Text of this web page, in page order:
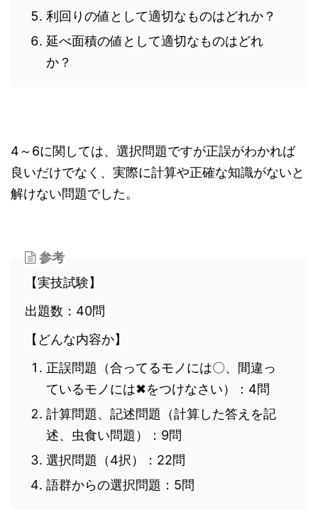
利回りの値として適切なものはどれか？
延べ面積の値として適切なものはどれ
か？
4～6に関しては、選択問題ですが正誤がわかれば
良いだけでなく、実際に計算や正確な知識がないと
解けない問題でした。
参考
【実技試験】
出題数：40問
【どんな内容か】
正誤問題（合ってるモノには〇、間違っ
ているモノには✖をつけなさい）：4問
計算問題、記述問題（計算した答えを記
述、虫食い問題）：9問
選択問題（4択）：22問
語群からの選択問題：5問